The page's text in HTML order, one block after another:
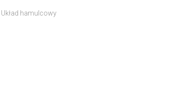
Układ hamulcowy